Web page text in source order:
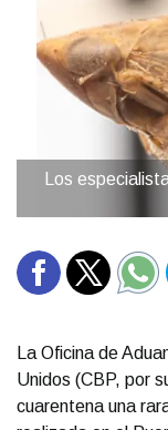
Los
La Oficina de
Unidos (CBP, por
cuarentena una